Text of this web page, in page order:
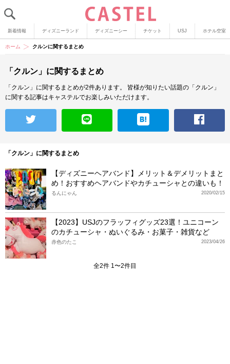
新着情報 ディズニーランド ディズニーシー チケット USJ ホテル空室
ホーム クルンに関するまとめ
「クルン」に関するまとめ
「クルン」に関するまとめが2件あります。
皆様が知りたい話題の「クルン」
に関する記事はキャステルでお楽しみいただけます。
「クルン」に関するまとめ
【ディズニーヘアバンド】メリット＆デメリットまと
め！おすすめヘアバンドやカチューシャとの違いも！
2020/02/15
るんにゃん
【2023】USJのフラッフィグッズ23選！ユニコーン
のカチューシャ・ぬいぐるみ・お菓子・雑貨など
2023/04/26
赤色のたこ
全2件 1〜2件目